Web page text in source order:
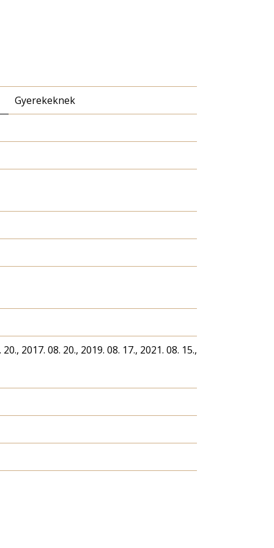
Gyerekeknek
2017. 08. 20., 2019. 08. 17., 2021. 08. 15.,